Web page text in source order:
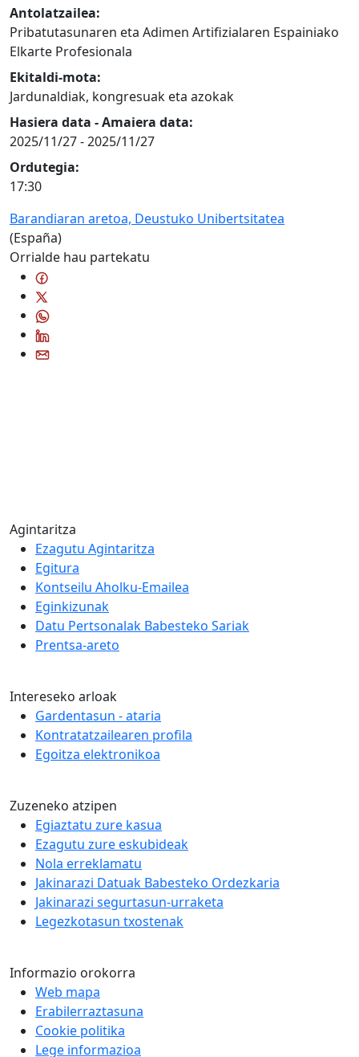
Antolatzailea:
Pribatutasunaren eta Adimen Artifizialaren Espainiako
Elkarte Profesionala
Ekitaldi-mota:
Jardunaldiak, kongresuak eta azokak
Hasiera data - Amaiera data:
2025/11/27-2025/11/27
Ordutegia:
17:30
Barandiaran aretoa, Deustuko Unibertsitatea
(España)
Orrialde hau partekatu
Agintaritza
Ezagutu Agintaritza
Egitura
Kontseilu Aholku-Emailea
Eginkizunak
Datu Pertsonalak Babesteko Sariak
Prentsa-areto
Intereseko arloak
Gardentasun - ataria
Kontratatzailearen profila
Egoitza elektronikoa
Zuzeneko atzipen
Egiaztatu zure kasua
Ezagutu zure eskubideak
Nola erreklamatu
Jakinarazi Datuak Babesteko Ordezkaria
Jakinarazi segurtasun-urraketa
Legezkotasun txostenak
Informazio orokorra
Web mapa
Erabilerraztasuna
Cookie politika
Lege informazioa